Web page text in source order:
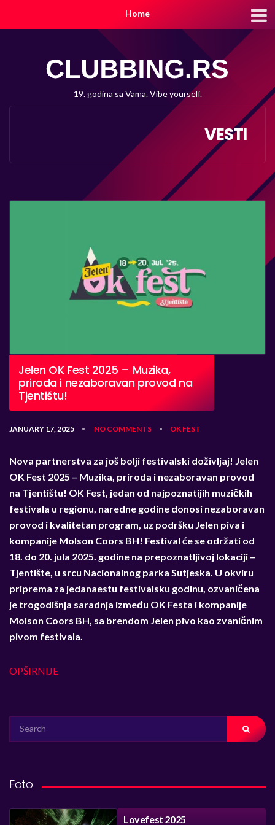
Home
19. godina sa Vama. Vibe yourself.
VESTI
Jelen OK Fest 2025 – Muzika,
priroda i nezaboravan provod na
Tjentištu!
JANUARY 17, 2025 • NO COMMENTS • OK FEST
Nova partnerstva za još bolji festivalski doživljaj! Jelen
OK Fest 2025 – Muzika, priroda i nezaboravan provod
na Tjentištu! OK Fest, jedan od najpoznatijih muzičkih
festivala u regionu, naredne godine donosi nezaboravan
provod i kvalitetan program, uz podršku Jelen piva i
kompanije Molson Coors BH! Festival će se održati od
18. do 20. jula 2025. godine na prepoznatljivoj lokaciji –
Tjentište, u srcu Nacionalnog parka Sutjeska. U okviru
priprema za jedanaestu festivalsku godinu, ozvaničena
je trogodišnja saradnja između OK Festa i kompanije
Molson Coors BH, sa brendom Jelen pivo kao zvaničnim
pivom festivala.
OPŠIRNIJE
FOR:
Foto
Lovefest 2025